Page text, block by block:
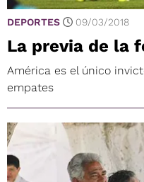
DEPORTES 09/03/2018
La previa de la
América es el único
empates